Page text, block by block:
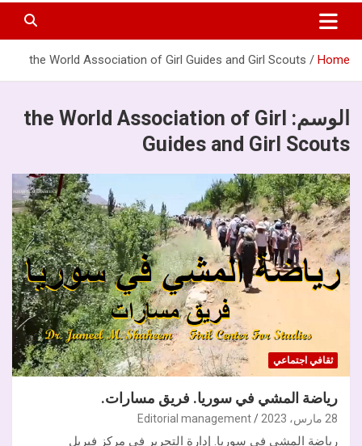
Home
the World Association of Girl Guides and Girl Scouts
الوسم: the World Association of Girl
Guides and Girl Scouts
ثقافي اجتماعي
رياضة المشي في سوريا. فريق مسارات.
28 مارس، 2023 Editorial management
رياضة المشي في سوريا. إدارة التحرير في مركز فيريل